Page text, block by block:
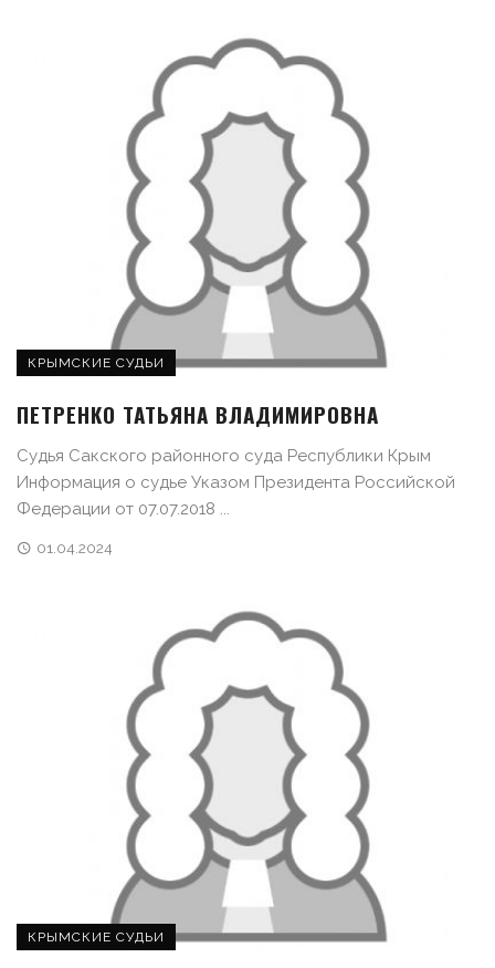
КРЫМСКИЕ СУДЬИ
ПЕТРЕНКО ТАТЬЯНА ВЛАДИМИРОВНА
Судья Сакского районного суда Республики Крым
Информация о судье Указом Президента Российской
Федерации от 07.07.2018 ...
01.04.2024
КРЫМСКИЕ СУДЬИ